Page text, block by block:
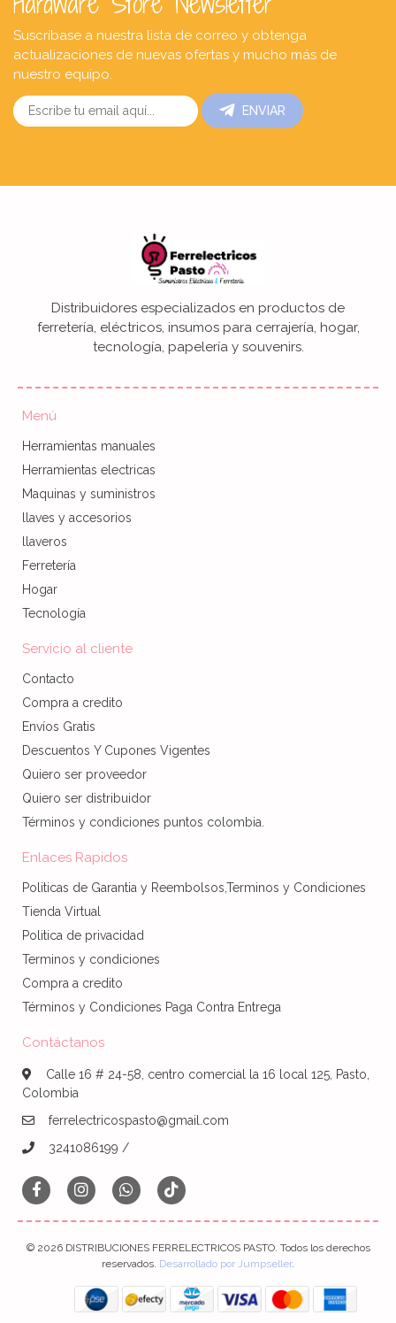
Suscríbase a nuestra lista de correo y obtenga
actualizaciones de nuevas ofertas y mucho más de
nuestro equipo.
ENVIAR
Distribuidores especializados en productos de
ferretería, eléctricos, insumos para cerrajería, hogar,
tecnología, papelería y souvenirs.
Menú
Herramientas manuales
Herramientas electricas
Maquinas y suministros
llaves y accesorios
llaveros
Ferretería
Hogar
Tecnología
Servicio al cliente
Contacto
Compra a credito
Envíos Gratis
Descuentos Y Cupones Vigentes
Quiero ser proveedor
Quiero ser distribuidor
Términos y condiciones puntos colombia.
Enlaces Rapidos
Politicas de Garantia y Reembolsos,Terminos y Condiciones
Tienda Virtual
Politica de privacidad
Terminos y condiciones
Compra a credito
Términos y Condiciones Paga Contra Entrega
Contáctanos
Calle 16 # 24-58, centro comercial la 16 local 125, Pasto,
Colombia
ferrelectricospasto@gmail.com
3241086199 /
© 2026 DISTRIBUCIONES FERRELECTRICOS PASTO. Todos los derechos
reservados. Desarrollado por Jumpseller.